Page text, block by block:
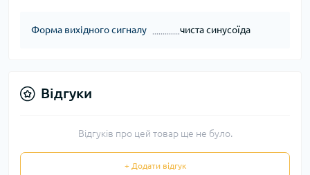
Форма вихідного сигналу чиста синусоїда
Відгуки
Відгуків про цей товар ще не було.
+ Додати відгук